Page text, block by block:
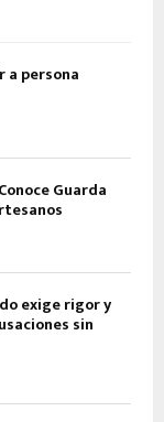
a persona
Guarda
exige rigor y
sin